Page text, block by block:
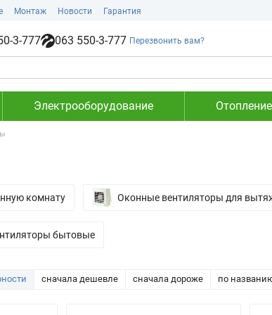
Монтаж Новости Гарантия
3-777 063 550-3-777 Перезвонить вам?
Электрооборудование
комнату Оконные вентиляторы для
бытовые
сначала дешевле сначала дороже по